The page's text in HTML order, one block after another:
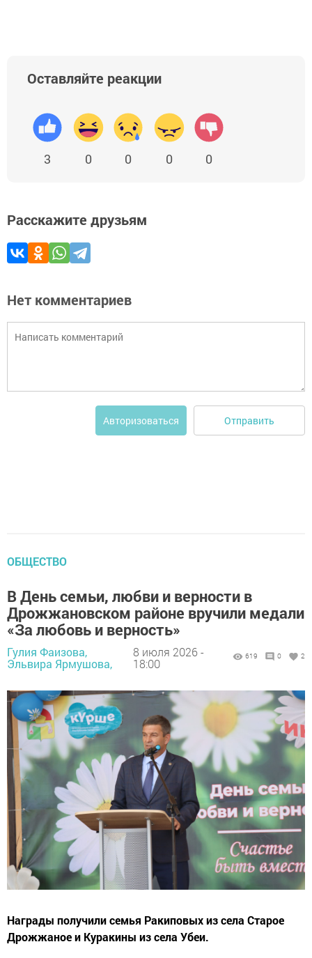
Оставляйте реакции
3 0 0 0 0
Расскажите друзьям
Нет комментариев
Авторизоваться Отправить
ОБЩЕСТВО
В День семьи, любви и верности в
Дрожжановском районе вручили медали
«За любовь и верность»
Гулия Фаизова,
Эльвира Ярмушова,
8 июля 2026 -
18:00
619 0 2
Награды получили семья Ракиповых из села Старое
Дрожжаное и Куракины из села Убеи.